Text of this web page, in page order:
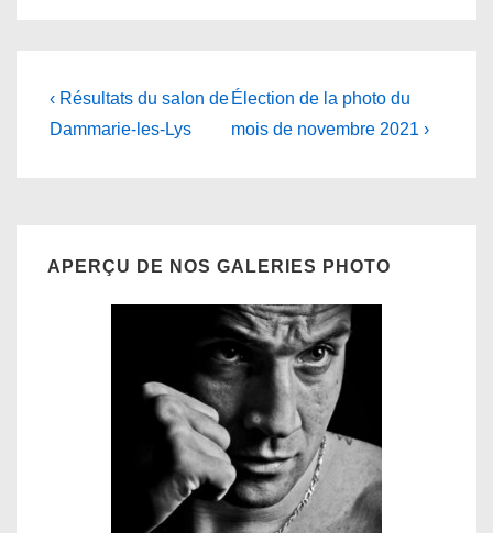
Navigation
de
Previous
Post
‹ Résultats du salon de
Dammarie-les-Lys
Next
Post
Élection de la photo du
mois de novembre 2021 ›
APERÇU DE NOS GALERIES PHOTO